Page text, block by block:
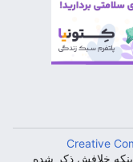
Creative
خلافش ذکر شده